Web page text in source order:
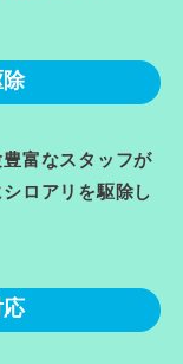
富なスタッフが
ロアリを駆除し